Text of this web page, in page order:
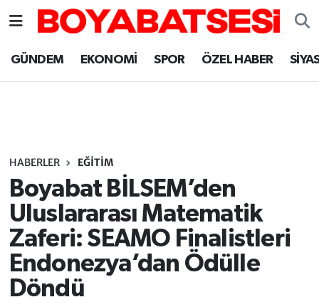
GÜNDEM EKONOMİ SPOR ÖZEL HABER
HABERLER EĞİTİM
Boyabat BİLSEM’den
Uluslararası Matematik
Zaferi: SEAMO Finalistleri
Endonezya’dan Ödülle
Döndü
Sinop Nöbetçi Eczaneler
Sinop Trafik Yoğunluk Haritası
Süper Lig Puan Durumu ve Fikstür
Tüm Manşetler
Son Dakika Haberleri